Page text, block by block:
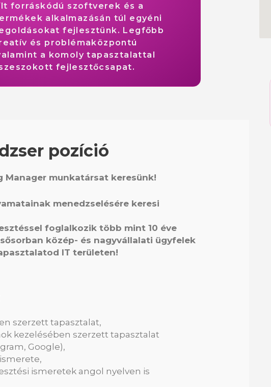
forráskódú szoftverek és a
alkalmazásán túl egyéni
fejlesztünk. Legfőbb
és problémaközpontú
a komoly tapasztalattal
fejlesztőcsapat.
pozíció
Manager munkatársat keresünk!
menedzselésére keresi
foglalkozik több mint 10 éve
közép- és nagyvállalati ügyfelek
IT területen!
szerzett tapasztalat,
kezelésében szerzett tapasztalat
Google),
ismeretek angol nyelven is